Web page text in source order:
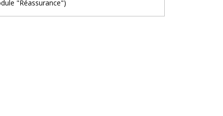
"Réassurance")